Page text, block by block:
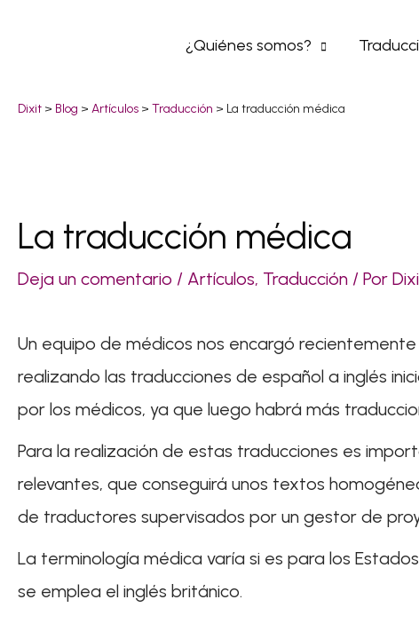
¿Quiénes somos?
Dixit > Blog > Artículos > Traducción > La traducción médica
La traducción médica
Deja un comentario / Artículos, Traducción / Por
Un equipo de médicos nos encargó
realizando las traducciones de español a inglés
por los médicos, ya que luego habrá más
Para la realización de estas traducciones es
relevantes, que conseguirá unos textos
de traductores supervisados por un gestor de
La terminología médica varía si es para los
se emplea el inglés británico.
Navegación
entradas